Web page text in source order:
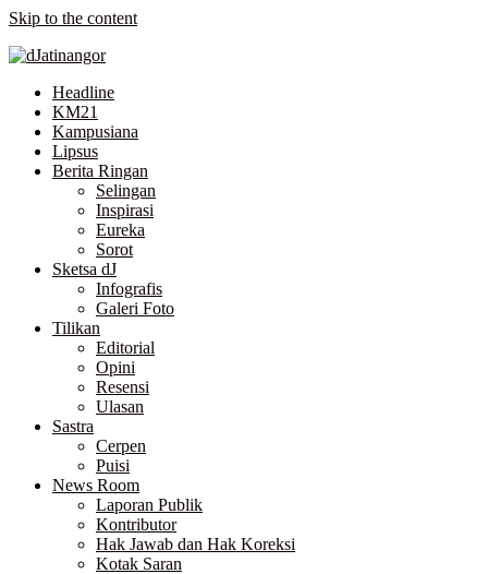
Skip to the content
Headline
KM21
Kampusiana
Lipsus
Berita Ringan
Selingan
Inspirasi
Eureka
Sorot
Sketsa dJ
Infografis
Galeri Foto
Tilikan
Editorial
Opini
Resensi
Ulasan
Sastra
Cerpen
Puisi
News Room
Laporan Publik
Kontributor
Hak Jawab dan Hak Koreksi
Kotak Saran